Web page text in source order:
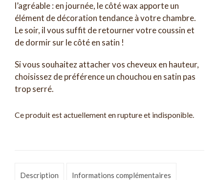
l’agréable : en journée, le côté wax apporte un
élément de décoration tendance à votre chambre.
Le soir, il vous suffit de retourner votre coussin et
de dormir sur le côté en satin !
Si vous souhaitez attacher vos cheveux en hauteur,
choisissez de préférence un chouchou en satin pas
trop serré.
Ce produit est actuellement en rupture et indisponible.
Description Informations complémentaires